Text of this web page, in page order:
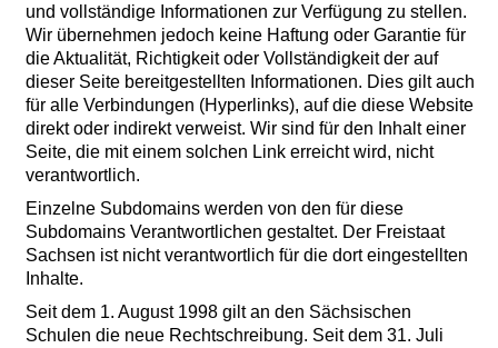
und vollständige Informationen zur Verfügung zu stellen.
Wir übernehmen jedoch keine Haftung oder Garantie für
die Aktualität, Richtigkeit oder Vollständigkeit der auf
dieser Seite bereitgestellten Informationen. Dies gilt auch
für alle Verbindungen (Hyperlinks), auf die diese Website
direkt oder indirekt verweist. Wir sind für den Inhalt einer
Seite, die mit einem solchen Link erreicht wird, nicht
verantwortlich.
Einzelne Subdomains werden von den für diese
Subdomains Verantwortlichen gestaltet. Der Freistaat
Sachsen ist nicht verantwortlich für die dort eingestellten
Inhalte.
Seit dem 1. August 1998 gilt an den Sächsischen
Schulen die neue Rechtschreibung. Seit dem 31. Juli